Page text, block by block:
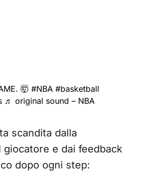
🤯 #NBA #basketball
♬ original sound – NBA
scandita dalla
giocatore e dai feedback
dopo ogni step: